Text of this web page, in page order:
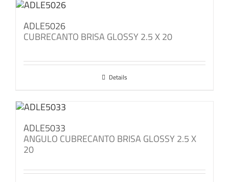
ADLE5026
CUBRECANTO BRISA GLOSSY 2.5 X 20
Details
ADLE5033
ANGULO CUBRECANTO BRISA GLOSSY 2.5 X
20